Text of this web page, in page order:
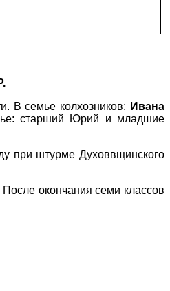
В семье колхозников: Ивана
старший Юрий и младшие
при штурме Духоввщинского
окончания семи классов